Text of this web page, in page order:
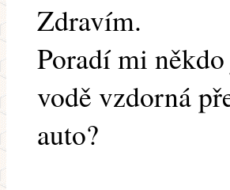
Zdravím.
Poradí mi
vodě vzdorná
auto?